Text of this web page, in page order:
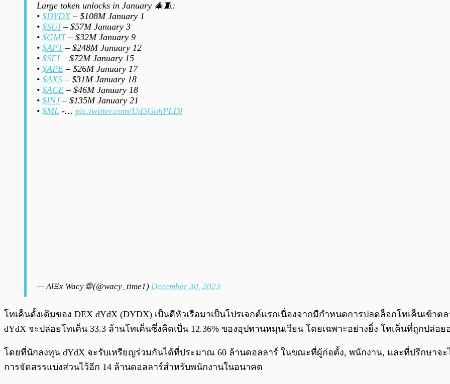
Large token unlocks in January 🎄🧵:
• $DYDX– $108M January 1
• $SUI– $57M January 3
• $GMT– $32M January 9
• $APT– $248M January 12
• $SEI– $72M January 15
• $APE – $26M January 17
• $AXS – $31M January 18
• $ACE – $46M January 18
• $INJ– $135M January 21
• $ML -… pic.twitter.com/Ud5GuhPLDl
— AlΞx Wacy 🌐 (@wacy_time1) December 30, 2023
โทเค็นดั้งเดิมของ DEX dYdX (DYDX) เป็นตีหัวเรือมาเป็นโปรเจกต์แรกเนื่องจากมีกำหนดการปลดล็อกโทเค็นเข้า
dYdX จะปล่อยโทเค็น 33.3 ล้านโทเค็นซึ่งคิดเป็น 12.36% ของอุปทานหมุนเวียน โดยเฉพาะอย่างยิ่ง โทเค็นที่ถูกปล่อ
โดยที่นักลงทุน dYdX จะรับเหรียญร่วมกันได้ที่ประมาณ 60 ล้านดอลลาร์ ในขณะที่ผู้ก่อตั้ง, พนักงาน, และที่ปรึกษาจ
การจัดสรรแบ่งส่วนไว้อีก 14 ล้านดอลลาร์สำหรับพนักงานในอนาคต